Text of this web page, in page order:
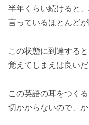
半年くらい続けると
言っているほとんど
この状態に到達する
覚えてしまえは良いだ
この英語の耳をつく
切かからないので、